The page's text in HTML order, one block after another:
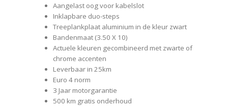
Aangelast oog voor kabelslot
Inklapbare duo-steps
Treeplankplaat aluminium in de kleur zwart
Bandenmaat (3.50 X 10)
Actuele kleuren gecombineerd met zwarte of
chrome accenten
Leverbaar in 25km
Euro 4 norm
3 Jaar motorgarantie
500 km gratis onderhoud